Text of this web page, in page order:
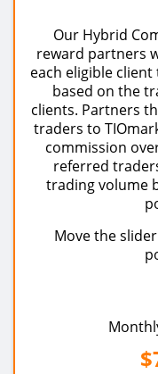
Our Hybrid
reward partners
each eligible
based on the
clients. Partners
traders to
commission
referred
trading volume
Move the